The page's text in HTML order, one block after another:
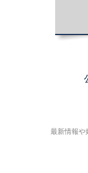
最新情報や